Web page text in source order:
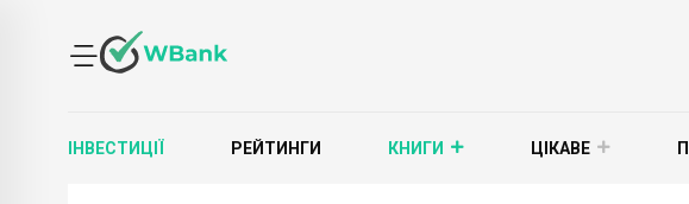
ІНВЕСТИЦІЇ РЕЙТИНГИ КНИГИ ЦІКАВЕ